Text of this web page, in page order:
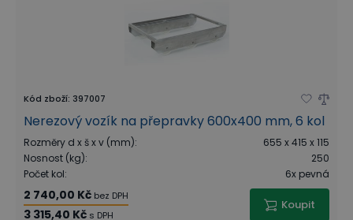
Kód zboží: 397007
Nerezový vozík na přepravky 600x400 mm, 6 kol
Rozměry d x š x v (mm):
655 x 415 x 115
Nosnost (kg):
250
Počet kol: 6x pevná
2 740,00 Kč bez DPH
3 315,40 Kč s DPH
Koupit